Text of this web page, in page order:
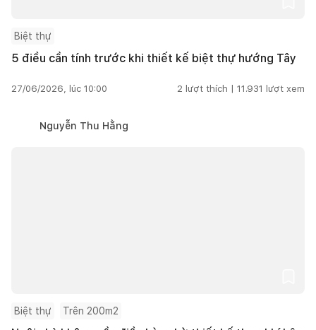
Biệt thự
5 điều cần tính trước khi thiết kế biệt thự hướng Tây
27/06/2026, lúc 10:00 2 lượt thích | 11.931 lượt xem
Nguyễn Thu Hằng
Biệt thự Trên 200m2